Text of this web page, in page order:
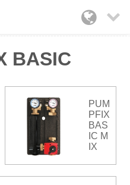

BASIC
PUM
PFIX
BAS
IC M
IX